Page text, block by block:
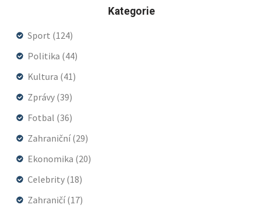
Kategorie
Sport (124)
Politika (44)
Kultura (41)
Zprávy (39)
Fotbal (36)
Zahraniční(29)
Ekonomika (20)
Celebrity (18)
Zahraničí(17)